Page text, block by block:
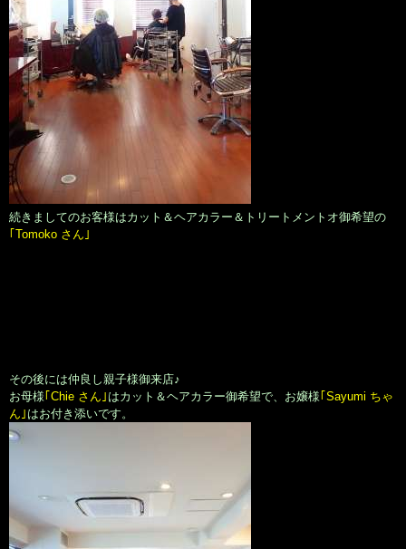
続きましてのお客様はカット＆ヘアカラー＆トリートメントオ御希望の
｢Tomoko さん｣
その後には仲良し親子様御来店♪
お母様｢Chie さん｣ はカット＆ヘアカラー御希望で、お嬢様｢Sayumi ちゃ
ん｣ はお付き添いです。